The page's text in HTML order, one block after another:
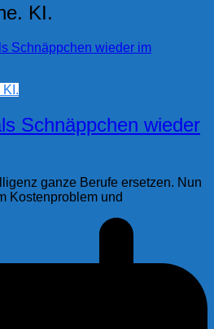
KI.
KI.
Schnäppchen wieder
ganze Berufe ersetzen. Nun
Kostenproblem und